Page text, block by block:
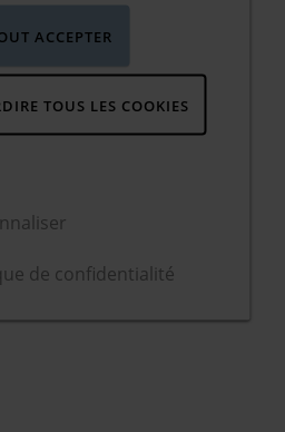
ACCEPTER
TOUS LES COOKIES
de confidentialité